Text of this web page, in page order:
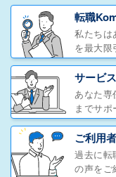
転職
私たちは
を最大限
サービ
あなた専
までサポ
ご利用
過去に転
の声をご